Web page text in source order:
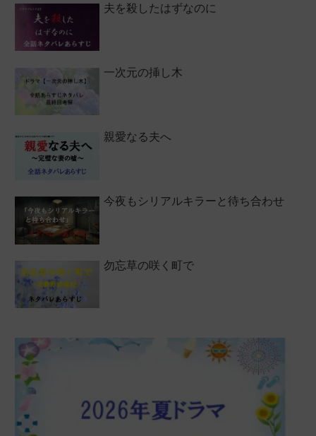
夫を殺したはずなのに
一次元の挿し木
親愛なる夫へ
今夜もシリアルキラーと待ち合わせ
勿忘草の咲く町で